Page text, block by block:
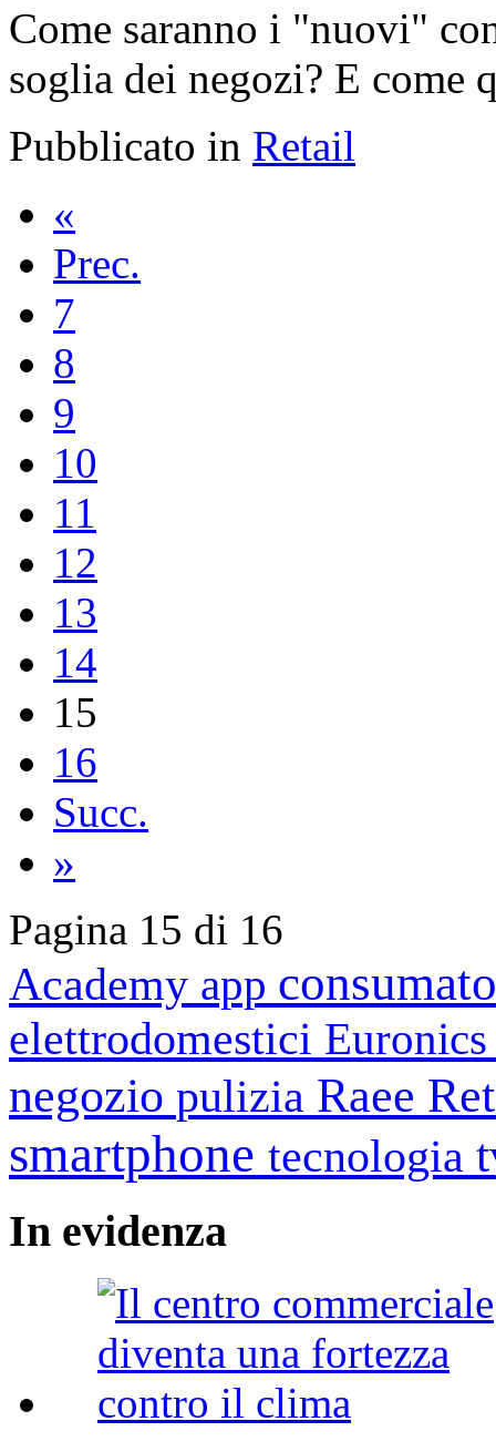
Come saranno i "nuovi"
soglia dei negozi? E come
Pubblicato in Retail
«
Prec.
7
8
9
10
11
12
13
14
15
16
Succ.
»
Pagina 15 di 16
Academy app
elettrodomestici
negozio pulizia Raee
smartphone tecnologia
In evidenza